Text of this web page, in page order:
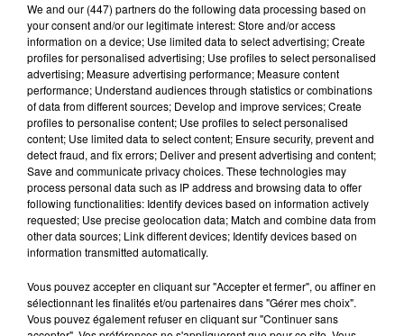
Lecture (3 min 55 sec)
100%
Les infos du Tarn et Garonne du 18/06/2026 à
18 juin 2026 - 3 min 55 sec
We and our (447) partnersdo the following data processing based on
your consent and/or our legitimate interest: Store and/or access
information on a device; Use limited data to select advertising; Create
profiles for personalised advertising; Use profiles to select personalised
advertising; Measure advertising performance; Measure content
performance; Understand audiences through statistics or combinations
of data from different sources; Develop and improve services; Create
profiles to personalise content; Use profiles to select personalised
content; Use limited data to select content; Ensure security, prevent and
detect fraud, and fix errors; Deliver and present advertising and content;
Save and communicate privacy choices. These technologies may
process personal data such as IP address and browsing data to offer
following functionalities: Identify devices based on information actively
requested; Use precise geolocation data; Match and combine data from
other data sources; Link different devices; Identify devices based on
information transmitted automatically.
Vous pouvez accepter en cliquant sur "Accepter et fermer", ou affiner en
sélectionnant les finalités et/ou partenaires dans "Gérer mes choix".
Vous pouvez également refuser en cliquant sur "Continuer sans